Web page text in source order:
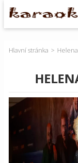
Hlavní stránka